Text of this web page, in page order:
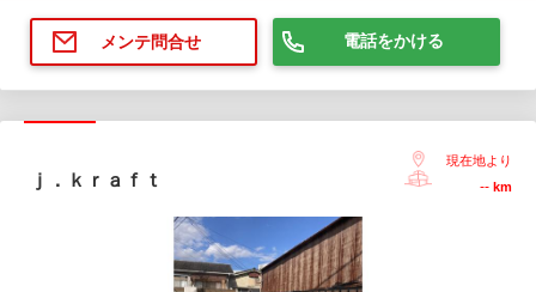
メンテ問合せ 電話をかける
ｊ．ｋｒａｆｔ
現在地より
-- km